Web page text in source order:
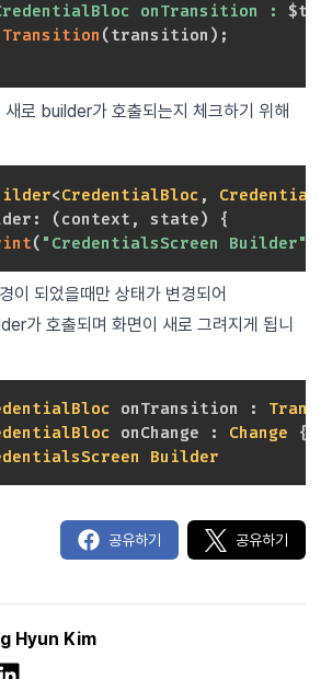
onTransition : $
(transition ) ;
로 builder가 호출되는지 체크하기 위해
<CredentialBloc ,
: (context , state)
{
( "CredentialsScreen Builder"
이 되었을때만 상태가 변경되어
가 호출되며 화면이 새로 그려지게 됩니
onTransition :
onChange : Change {
Builder
공유하기 공유하기
Hyun Kim